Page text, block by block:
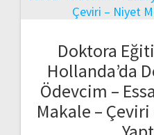
Doktora
Hollanda’da
Ödevcim –
Makale –